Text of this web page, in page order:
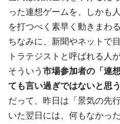
った連想ゲームを、しかも
を打つべく素早く動きまわる
ちなみに、新聞やネットで
トラテジストと呼ばれる人
そういう 市場参加者の「連
ても言い過ぎではないと思う
だって、昨日は「景気の先
いた翌日には、何もなかっ